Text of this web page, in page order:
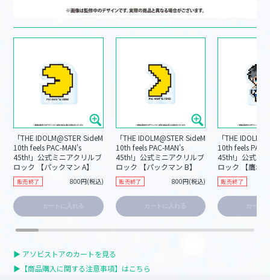
「THE IDOLM@STER SideM
10th feels PAC-MAN's
45th!」公式ミニアクリルブ
ロック 【パックマン A】
800円(税込)
販売終了
カートに入れる
「THE IDOLM@STER SideM
10th feels PAC-MAN's
45th!」公式ミニアクリルブ
ロック 【パックマン B】
800円(税込)
販売終了
カートに入れる
「THE
10th feels PAC-
45th!」公式ミ
ロック 【鷹城
販売終了
▶︎ アソビストアのカートを見る
▶︎【商品購入に関する注意事項】はこちら